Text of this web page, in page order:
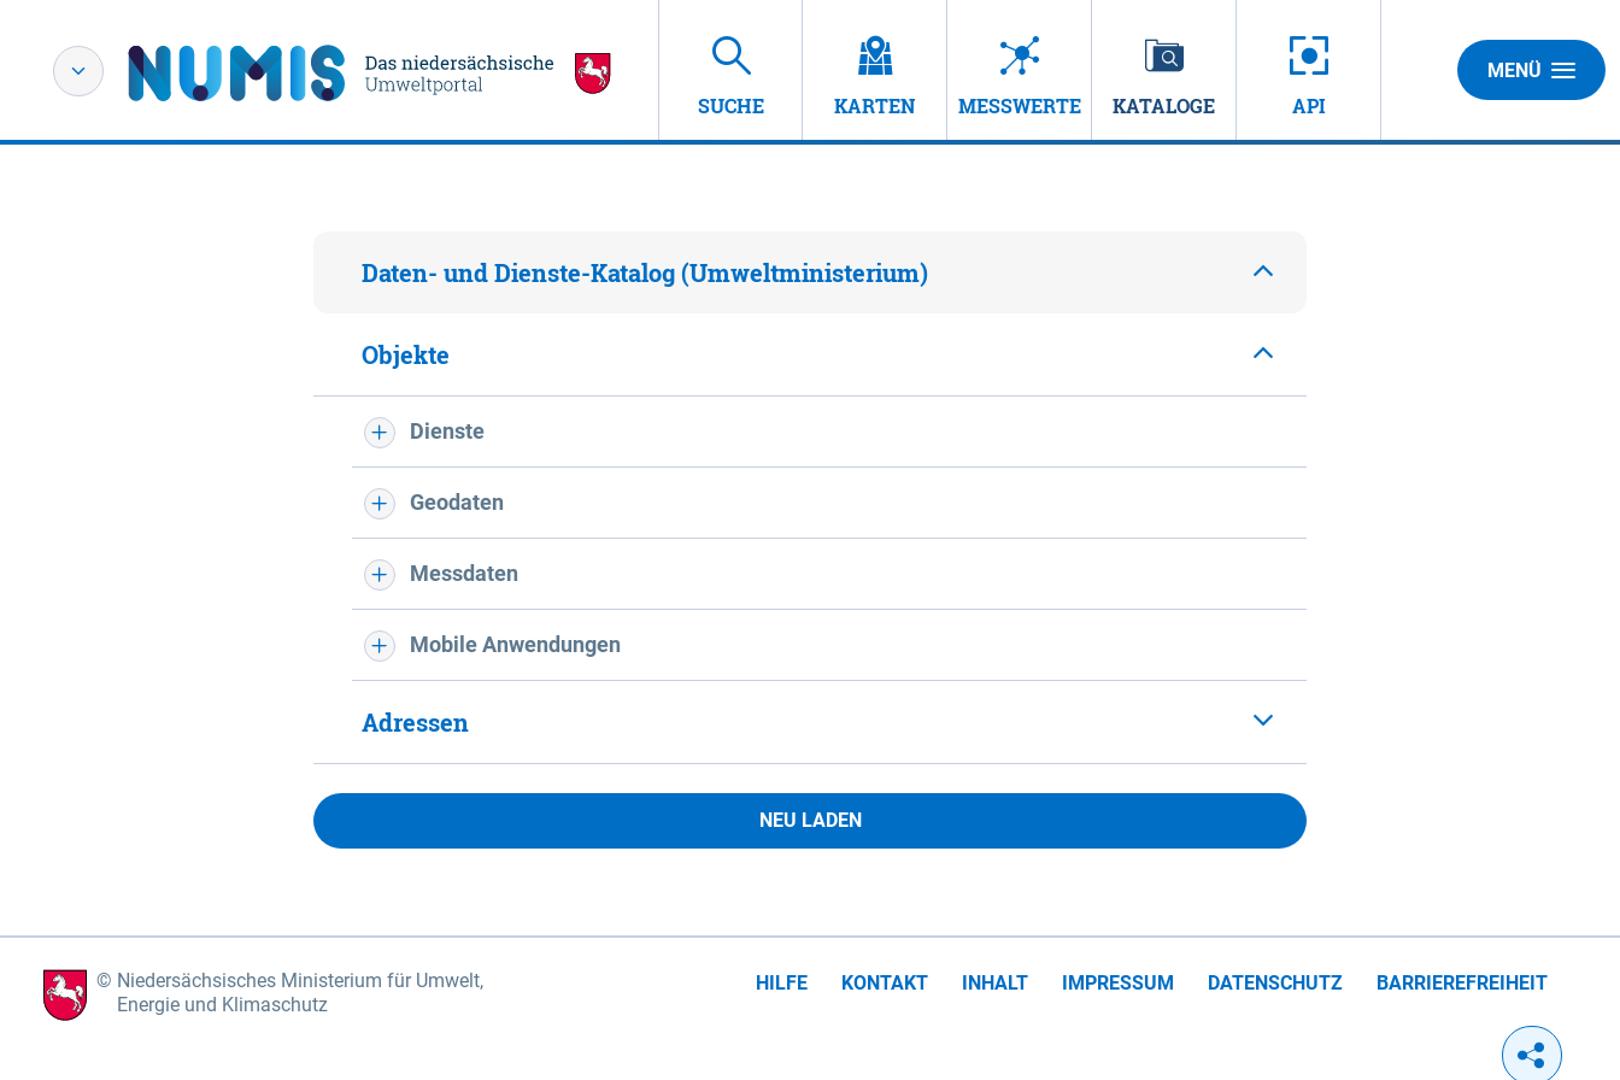
SUCHE KARTEN MESSWERTE KATALOGE API
MENÜ
Daten- und Dienste-Katalog (Umweltministerium)
Objekte
Dienste
Geodaten
Messdaten
Mobile Anwendungen
Adressen
NEU LADEN
Niedersächsisches Ministerium für Umwelt,
Energie und Klimaschutz
HILFE KONTAKT INHALT IMPRESSUM DATENSCHUTZ BARRIEREFREIHEIT